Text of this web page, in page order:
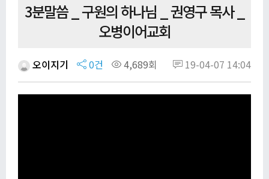
3분말씀 _ 구원의 하나님 _ 권영구 목사 _
오병이어교회
오이지기 0건 4,689회 19-04-07 14:04